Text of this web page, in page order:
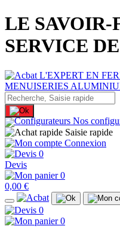
LE SAVOIR-
SERVICE
Nos
Saisie rapide
Connexion
0
Devis
0
0,00 €
0
0